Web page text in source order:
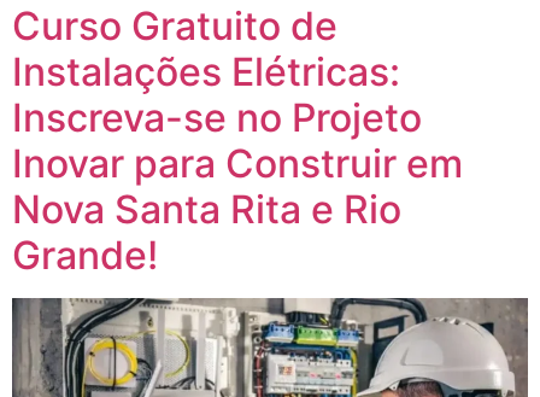
Curso Gratuito de
Instalações Elétricas:
Inscreva-se no Projeto
Inovar para Construir em
Nova Santa Rita e Rio
Grande!